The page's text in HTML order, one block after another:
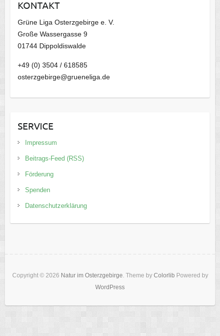
v
KONTAKT
Grüne Liga Osterzgebirge e. V.
Große Wassergasse 9
01744 Dippoldiswalde
+49 (0) 3504 / 618585
osterzgebirge@grueneliga.de
SERVICE
Impressum
Beitrags-Feed (RSS)
Förderung
Spenden
Datenschutzerklärung
Copyright © 2026 Natur im Osterzgebirge. Theme by Colorlib Powered by
WordPress